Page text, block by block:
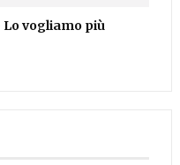
vogliamo più